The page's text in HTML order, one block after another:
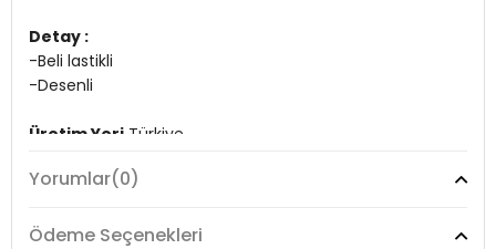
Detay :
-Beli lastikli
-Desenli
Üretim Yeri Türkiye
Yorumlar(0)
Ödeme Seçenekleri